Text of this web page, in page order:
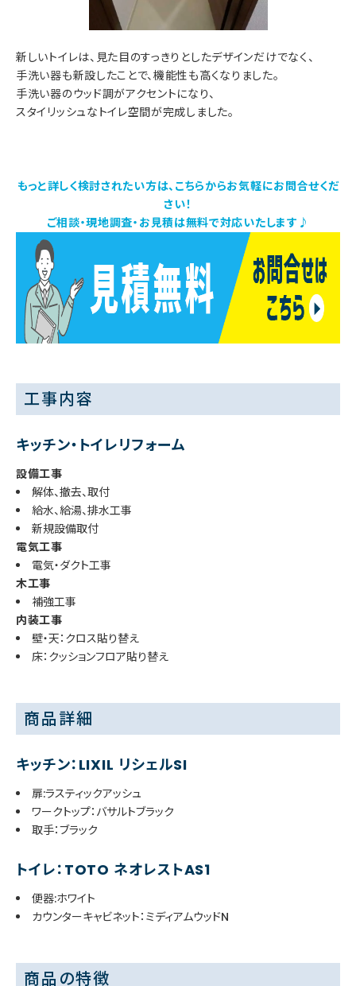
新しいトイレは、見た目のすっきりとしたデザインだけでなく、
手洗い器も新設したことで、機能性も高くなりました。
手洗い器のウッド調がアクセントになり、
スタイリッシュなトイレ空間が完成しました。
もっと詳しく検討されたい方は、こちらからお気軽にお問合せくだ
さい！
ご相談・現地調査・お見積は無料で対応いたします♪
工事内容
キッチン・トイレリフォーム
設備工事
解体、撤去、取付
給水、給湯、排水工事
新規設備取付
電気工事
電気・ダクト工事
木工事
補強工事
内装工事
壁・天：クロス貼り替え
床：クッションフロア貼り替え
商品詳細
キッチン：LIXIL リシェルSI
扉:ラスティックアッシュ
ワークトップ：バサルトブラック
取手：ブラック
トイレ：TOTO ネオレストAS1
便器:ホワイト
カウンターキャビネット：ミディアムウッドN
商品の特徴